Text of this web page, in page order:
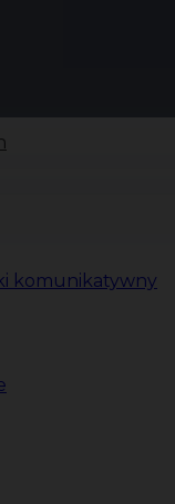
komunikatywny